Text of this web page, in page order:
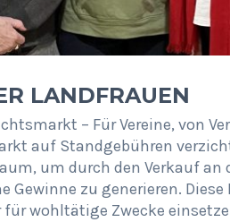
LANDFRAUEN
– Für Vereine, von
auf Standgebühren
um durch den Verkauf an
zu generieren. Diese
wohltätige Zwecke